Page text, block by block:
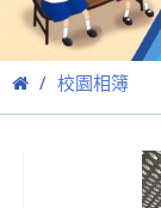
校園相簿